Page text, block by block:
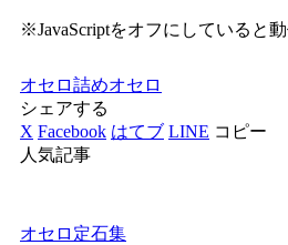
※JavaScriptをオフにしていると動
オセロ詰めオセロ
シェアする
X Facebook はてブ LINE コピー
人気記事
オセロ定石集